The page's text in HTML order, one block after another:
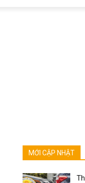
MỚI CẬP NHẬT